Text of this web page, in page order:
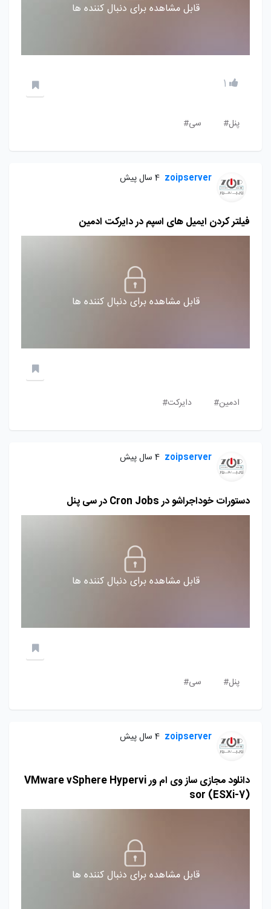
قابل مشاهده برای دنبال کننده ها
1
پنل# سی#
zoipserver 4 سال پیش
فیلتر کردن ایمیل های اسپم در دایرکت ادمین
قابل مشاهده برای دنبال کننده ها
ادمین# دایرکت#
zoipserver 4 سال پیش
دستورات خوداجراشو در Cron Jobs در سی پنل
قابل مشاهده برای دنبال کننده ها
پنل# سی#
zoipserver 4 سال پیش
دانلود مجازی ساز وی ام ور VMware vSphere Hypervi
sor (ESXi-7)
قابل مشاهده برای دنبال کننده ها